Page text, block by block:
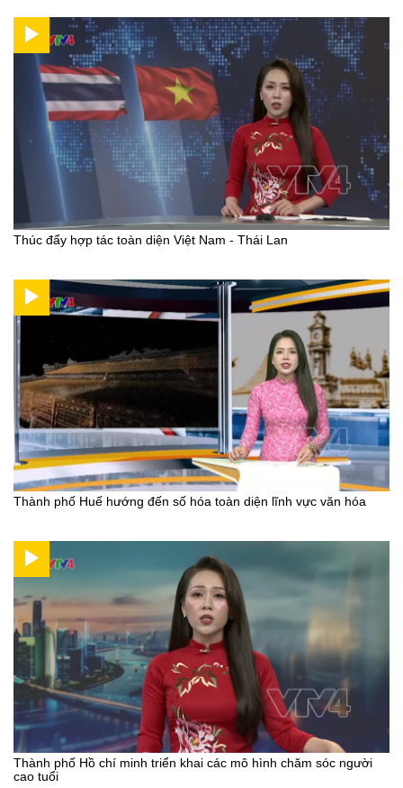
Thúc đẩy hợp tác toàn diện Việt Nam - Thái Lan
Thành phố Huế hướng đến số hóa toàn diện lĩnh vực văn hóa
Thành phố Hồ chí minh triển khai các mô hình chăm sóc người
cao tuổi